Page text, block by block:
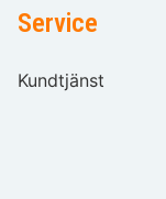
Service
Kundtjänst